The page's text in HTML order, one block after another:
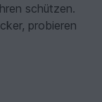
schützen.
probieren